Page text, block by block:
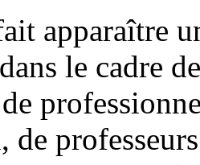
apparaître
le cadre
de